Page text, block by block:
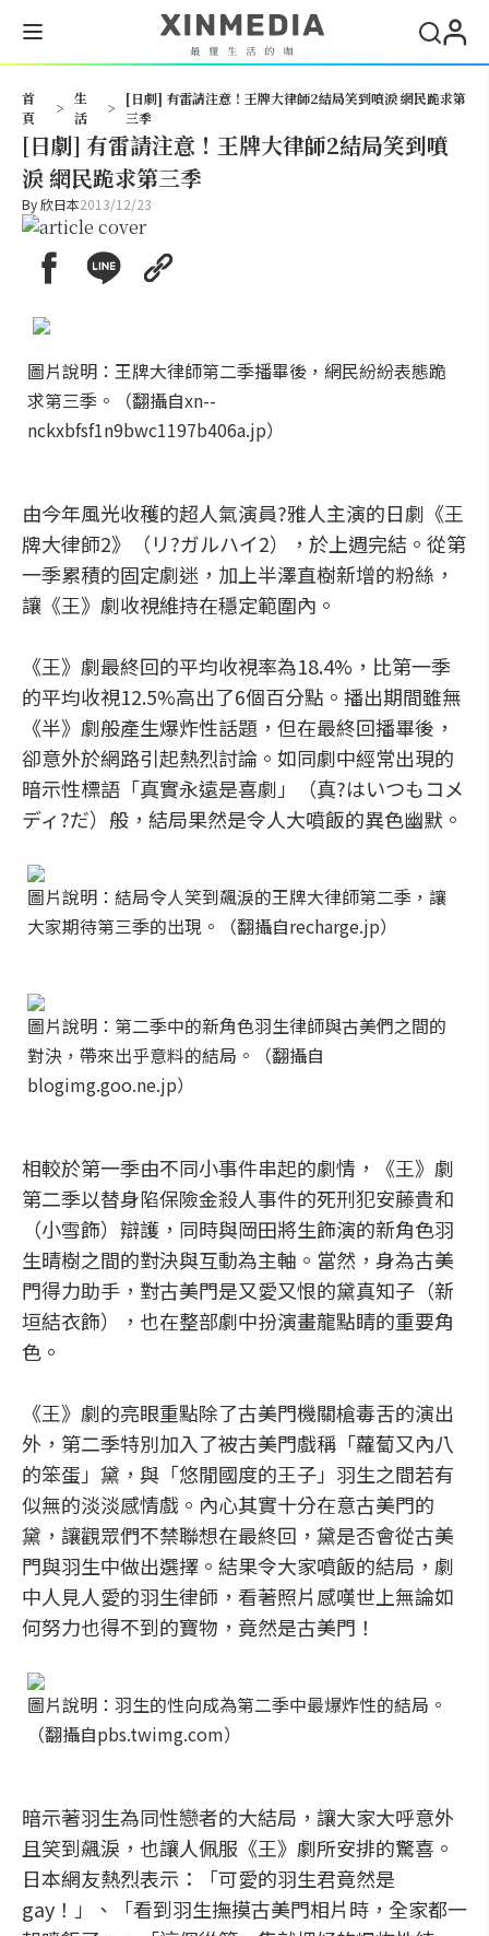
首
頁
>
生
活
>
[日劇] 有雷請注意！王牌大律師2結局笑到噴淚 網民跪求第
三季
[日劇] 有雷請注意！王牌大律師2結局笑到噴
淚 網民跪求第三季
By欣日本2013/12/23
圖片說明：王牌大律師第二季播畢後，網民紛紛表態跪
求第三季。（翻攝自xn--
nckxbfsf1n9bwc1197b406a.jp）
由今年風光收穫的超人氣演員?雅人主演的日劇《王
牌大律師2》（リ?ガルハイ2），於上週完結。從第
一季累積的固定劇迷，加上半澤直樹新增的粉絲，
讓《王》劇收視維持在穩定範圍內。
《王》劇最終回的平均收視率為18.4%，比第一季
的平均收視12.5%高出了6個百分點。播出期間雖無
《半》劇般產生爆炸性話題，但在最終回播畢後，
卻意外於網路引起熱烈討論。如同劇中經常出現的
暗示性標語「真實永遠是喜劇」（真?はいつもコメ
ディ?だ）般，結局果然是令人大噴飯的異色幽默。
圖片說明：結局令人笑到飆淚的王牌大律師第二季，讓
大家期待第三季的出現。（翻攝自recharge.jp）
圖片說明：第二季中的新角色羽生律師與古美們之間的
對決，帶來出乎意料的結局。（翻攝自
blogimg.goo.ne.jp）
相較於第一季由不同小事件串起的劇情，《王》劇
第二季以替身陷保險金殺人事件的死刑犯安藤貴和
（小雪飾）辯護，同時與岡田將生飾演的新角色羽
生晴樹之間的對決與互動為主軸。當然，身為古美
門得力助手，對古美門是又愛又恨的黛真知子（新
垣結衣飾），也在整部劇中扮演畫龍點睛的重要角
色。
《王》劇的亮眼重點除了古美門機關槍毒舌的演出
外，第二季特別加入了被古美門戲稱「蘿蔔又內八
的笨蛋」黛，與「悠閒國度的王子」羽生之間若有
似無的淡淡感情戲。內心其實十分在意古美門的
黛，讓觀眾們不禁聯想在最終回，黛是否會從古美
門與羽生中做出選擇。結果令大家噴飯的結局，劇
中人見人愛的羽生律師，看著照片感嘆世上無論如
何努力也得不到的寶物，竟然是古美門！
圖片說明：羽生的性向成為第二季中最爆炸性的結局。
（翻攝自pbs.twimg.com）
暗示著羽生為同性戀者的大結局，讓大家大呼意外
且笑到飆淚，也讓人佩服《王》劇所安排的驚喜。
日本網友熱烈表示：「可愛的羽生君竟然是
gay！」、「看到羽生撫摸古美門相片時，全家都一